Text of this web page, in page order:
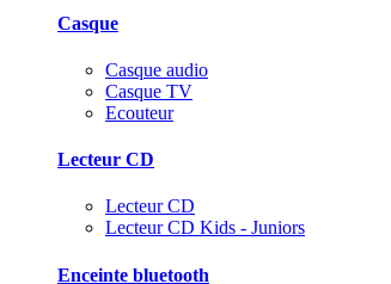
Casque
Casque audio
Casque TV
Ecouteur
Lecteur CD
Lecteur CD
Lecteur CD Kids - Juniors
Enceinte bluetooth